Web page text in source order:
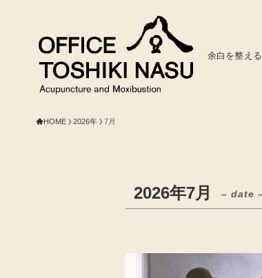
余白を整え
HOME 2026年 7月
2026年7月 – date